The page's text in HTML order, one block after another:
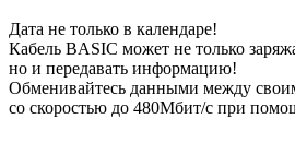
Дата не только в календаре!
Кабель BASIC может не только
но и передавать информацию!
Обменивайтесь данными между
со скоростью до 480Мбит/с при